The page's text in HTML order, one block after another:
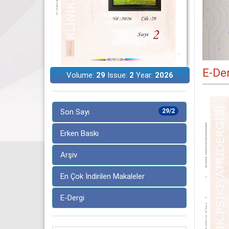
Volume: 29 Issue: 2 Year: 2026
29/2
Son Sayı
Erken Baskı
Arşiv
En Çok İndirilen Makaleler
E-Dergi
E-